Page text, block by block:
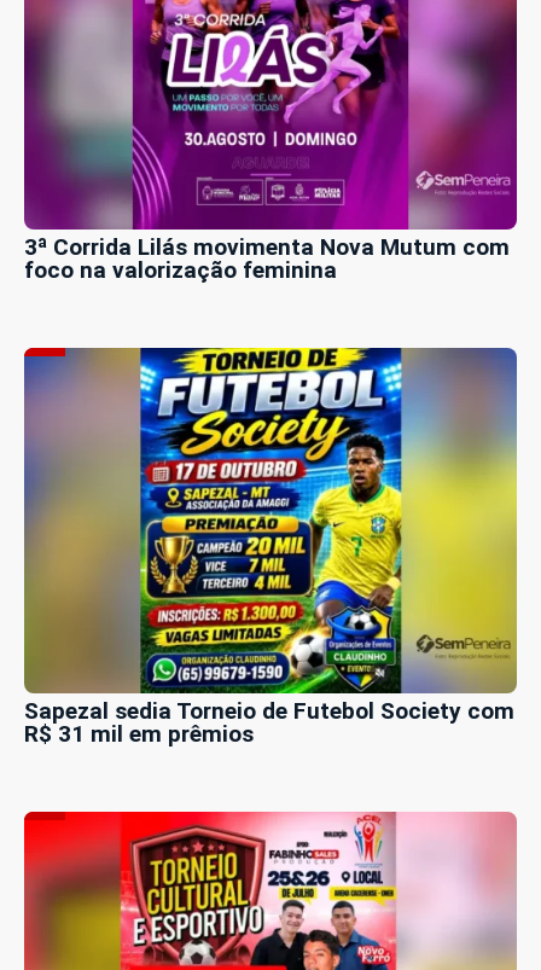
3ª Corrida Lilás movimenta Nova Mutum com
foco na valorização feminina
Sapezal sedia Torneio de Futebol Society com
R$ 31 mil em prêmios